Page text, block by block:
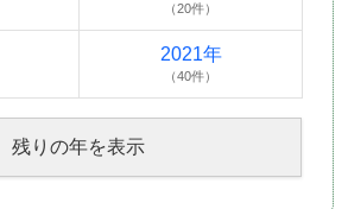
（20件）
2021年
（40件）
残りの年を表示